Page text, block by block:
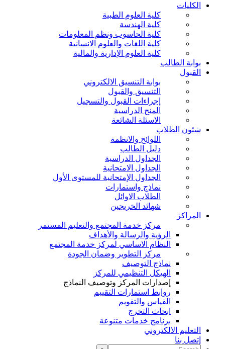
الكليات
كلية العلوم الطبية
كلية الهندسة
كلية الحاسوب ونظم المعلومات
كلية اللغات والعلوم الانسانية
كلية العلوم الإدارية والمالية
بوابة الطالب
القبول
بوابة التنسيق الالكتروني
التنسيق والقبول
إجراءات القبول والتسجيل
المنح الدراسية
الاسئلة الشائعة
شئون الطلاب
اللوائح والانظمة
دليل الطالب
الجداول الدراسية
الجداول الامتحانية
الجداول الإمتحانية للمستوى الأول
نماذج واستمارات
الطلاب الاوائل
شهائد الخريجين
المراكز
مركز خدمة المجتمع والتعليم المستمر
الرؤية والرسالة والأهداف
النظام الاساسي لمركز خدمة المجتمع
مركز التطوير وضمان الجودة
نماذج التوصيف
الهيكل التنظيمي للمركز
إصدارات المركز وتوصيف النماذج
روابط استمارات التقييم
القياس والتقويم
ابحاث التخرج
برنامج خدمات متنوعة
التعليم الالكتروني
إتصل بنا